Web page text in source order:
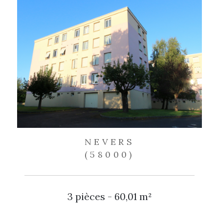
NEVERS
(58000)
3 pièces - 60,01 m²